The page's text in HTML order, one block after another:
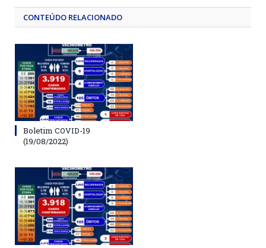
CONTEÚDO RELACIONADO
Boletim COVID-19
(19/08/2022)